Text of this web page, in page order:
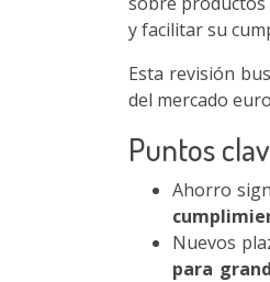
y facilitar su
Esta revisión
del mercado
Puntos
Ahorro
Nuevos
para